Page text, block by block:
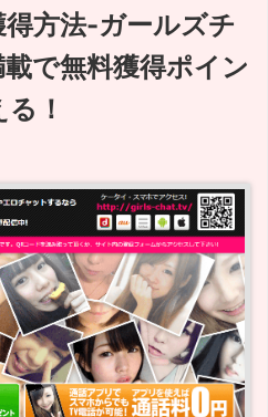
得方法-ガールズチ
で無料獲得ポイン
！